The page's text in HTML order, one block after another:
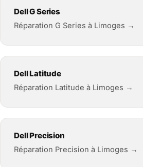
Dell G Series
Réparation G Series à Limoges →
Dell Latitude
Réparation Latitude à Limoges →
Dell Precision
Réparation Precision à Limoges →